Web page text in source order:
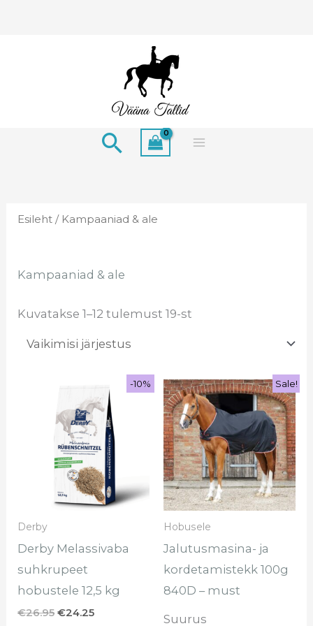
Search
Esileht / Kampaaniad & ale
Kampaaniad & ale
Kuvatakse 1–12 tulemust 19-st
Sale!
-10%
-10%
Derby
Derby Melassivaba
suhkrupeet
hobustele 12,5 kg
€26.95
Algne
oli:
€26.95.
€24.25
Praegune
hind
on:
€24.25.
Sale!
Hobusele
Jalutusmasina- ja
kordetamistekk 100g
840D – must
Suurus
Algne
hind
oli:
€105.00.
Praegune
hind
on:
€80.00. on